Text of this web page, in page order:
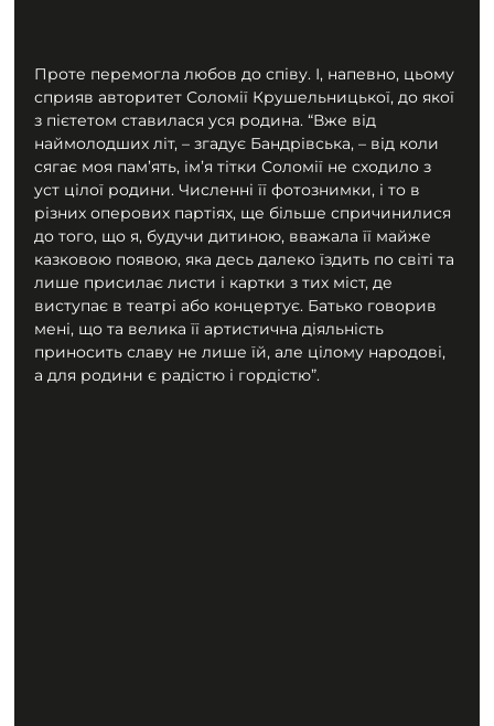
Проте перемогла любов до співу. І, напевно, цьому
сприяв авторитет Соломії Крушельницької, до якої
з пієтетом ставилася уся родина. “Вже від
наймолодших літ, – згадує Бандрівська, – від коли
сягає моя пам’ять, ім’я тітки Соломії не сходило з
уст цілої родини. Численні її фотознимки, і то в
різних оперових партіях, ще більше спричинилися
до того, що я, будучи дитиною, вважала її майже
казковою появою, яка десь далеко їздить по світі та
лише присилає листи і картки з тих міст, де
виступає в театрі або концертує. Батько говорив
мені, що та велика її артистична діяльність
приносить славу не лише їй, але цілому народові,
а для родини є радістю і гордістю”.